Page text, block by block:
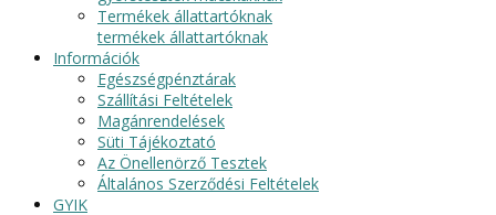
Termékek állattartóknak
termékek állattartóknak
Információk
Egészségpénztárak
Szállítási Feltételek
Magánrendelések
Süti Tájékoztató
Az Önellenörző Tesztek
Általános Szerződési Feltételek
GYIK